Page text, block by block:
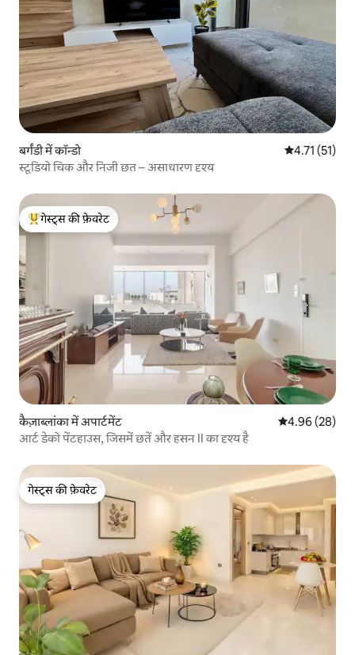
बर्गंडी में कॉन्डो औसत रेटिंग 5 में
4.71 (51)
स्टूडियो चिक और निजी छत – असाधारण दृश्य
गेस्ट्स का टॉप फ़ेवरेट
गेस्ट्स की फ़ेवरेट
कैज़ाब्लांका में अपार्टमेंट औसत रेटिंग 5 में
4.96 (28)
आर्ट डेको पेंटहाउस, जिसमें छतें और हसन II का दृश्य है
गेस्ट्स की फ़ेवरेट
गेस्ट्स की फ़ेवरेट